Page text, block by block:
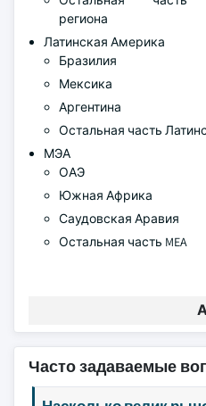
региона
Латинская Америка
Бразилия
Мексика
Аргентина
Остальная часть
МЭА
ОАЭ
Южная Африка
Саудовская Аравия
Остальная часть MEA
Часто задаваемые